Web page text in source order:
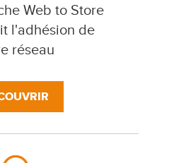
Web to Store
l'adhésion de
réseau